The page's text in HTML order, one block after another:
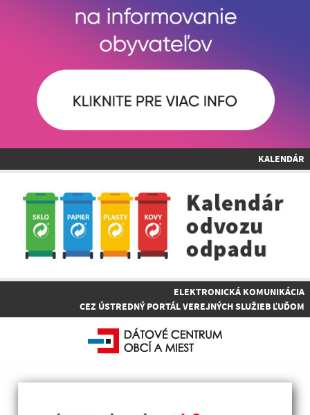
KALENDÁR
ELEKTRONICKÁ KOMUNIKÁCIA
CEZ ÚSTREDNÝ PORTÁL VEREJNÝCH SLUŽIEB ĽUĎOM